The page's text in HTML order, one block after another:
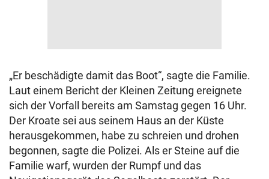
„Er beschädigte damit das Boot“, sagte die Familie.
Laut einem Bericht der Kleinen Zeitung ereignete
sich der Vorfall bereits am Samstag gegen 16 Uhr.
Der Kroate sei aus seinem Haus an der Küste
herausgekommen, habe zu schreien und drohen
begonnen, sagte die Polizei. Als er Steine auf die
Familie warf, wurden der Rumpf und das